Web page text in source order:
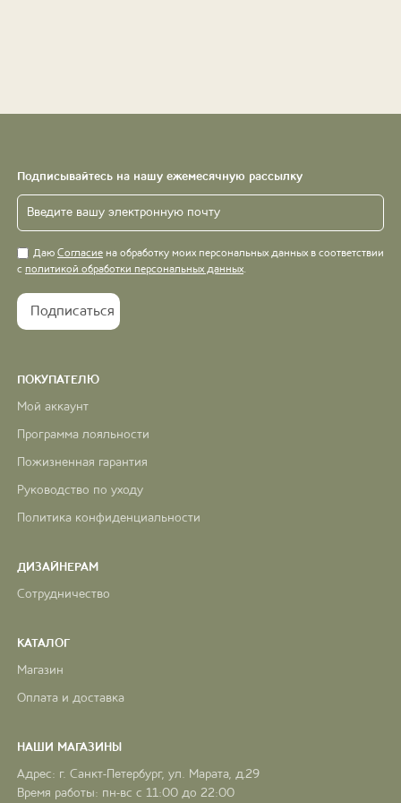
Подписывайтесь на нашу ежемесячную рассылку
Даю Согласие на обработку моих персональных данных в соответствии
с политикой обработки персональных данных.
ПОКУПАТЕЛЮ
Мой аккаунт
Программа лояльности
Пожизненная гарантия
Руководство по уходу
Политика конфиденциальности
ДИЗАЙНЕРАМ
Сотрудничество
КАТАЛОГ
Магазин
Оплата и доставка
НАШИ МАГАЗИНЫ
Адрес: г. Санкт-Петербург, ул. Марата, д.29
Время работы: пн-вс с 11:00 до 22:00